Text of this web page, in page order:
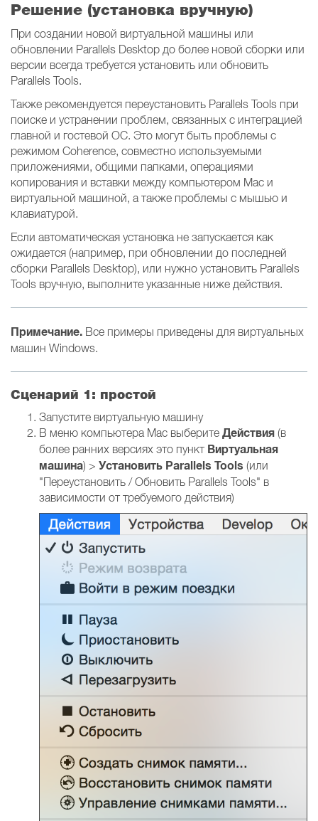
Решение (установка вручную)
При создании новой виртуальной машины или
обновлении Parallels Desktop до более новой сборки или
версии всегда требуется установить или обновить
Parallels Tools.
Также рекомендуется переустановить Parallels Tools при
поиске и устранении проблем, связанных с интеграцией
главной и гостевой ОС. Это могут быть проблемы с
режимом Coherence, совместно используемыми
приложениями, общими папками, операциями
копирования и вставки между компьютером Mac и
виртуальной машиной, а также проблемы с мышью и
клавиатурой.
Если автоматическая установка не запускается как
ожидается (например, при обновлении до последней
сборки Parallels Desktop), или нужно установить Parallels
Tools вручную, выполните указанные ниже действия.
Примечание. Все примеры приведены для виртуальных
машин Windows.
Сценарий 1: простой
Запустите виртуальную машину
В меню компьютера Mac выберите Действия (в
более ранних версиях это пункт Виртуальная
машина) > Установить Parallels Tools (или
"Переустановить / Обновить Parallels Tools" в
зависимости от требуемого действия)